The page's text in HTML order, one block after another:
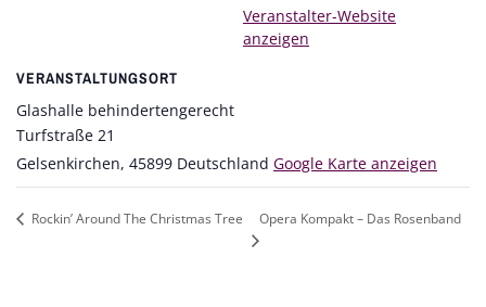
VERANSTALTUNGSORT
Glashalle behindertengerecht
Turfstraße 21
Gelsenkirchen, 45899 Deutschland Google Karte anzeigen
Veranstalter-Website
anzeigen
Rockin’ Around The Christmas Tree Opera Kompakt – Das Rosenband